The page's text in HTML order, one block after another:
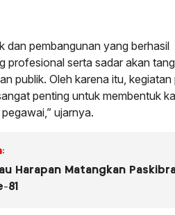
dan pembangunan yang berhasil
profesional serta sadar akan
publik. Oleh karena itu, kegiatan
penting untuk membentuk
ujarnya.
Harapan Matangkan
81